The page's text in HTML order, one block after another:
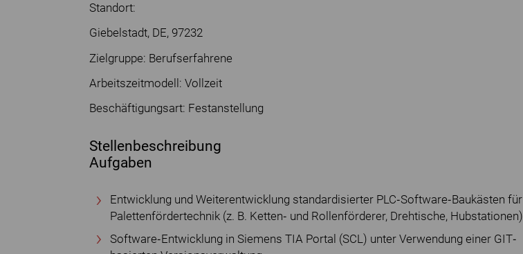
Standort:
Giebelstadt, DE, 97232
Zielgruppe: Berufserfahrene
Arbeitszeitmodell: Vollzeit
Beschäftigungsart: Festanstellung
Stellenbeschreibung
Aufgaben
Entwicklung und Weiterentwicklung standardisierter PLC‐Software‐Baukästen für
Palettenfördertechnik (z. B. Ketten‐ und Rollenförderer, Drehtische, Hubstationen)
Software‐Entwicklung in Siemens TIA Portal (SCL) unter Verwendung einer GIT‐